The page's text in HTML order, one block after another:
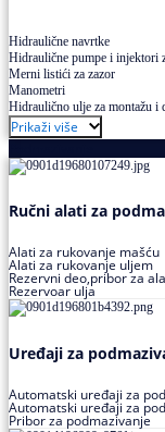
Hidraulične navrtke
Hidraulične pumpe i injektori
Merni listići za zazor
Manometri
Hidraulično ulje za montažu i
Prikaži više
Ručni alati za
Alati za rukovanje mašću
Alati za rukovanje uljem
Rezervni deo,pribor za
Rezervoar ulja
Uređaji za
Automatski uređaji za
Automatski uređaji za
Pribor za podmazivanje